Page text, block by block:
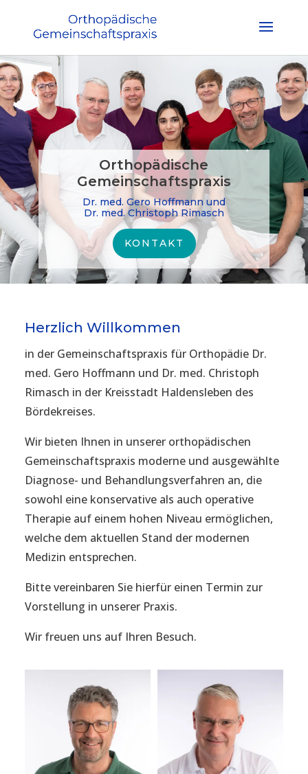
Orthopädische
Gemeinschaftspraxis
Dr. med. Gero Hoffmann und
Dr. med. Christoph Rimasch
KONTAKT
Herzlich Willkommen
in der Gemeinschaftspraxis für Orthopädie Dr.
med. Gero Hoffmann und Dr. med. Christoph
Rimasch in der Kreisstadt Haldensleben des
Bördekreises.
Wir bieten Ihnen in unserer orthopädischen
Gemeinschaftspraxis moderne und ausgewählte
Diagnose- und Behandlungsverfahren an, die
sowohl eine konservative als auch operative
Therapie auf einem hohen Niveau ermöglichen,
welche dem aktuellen Stand der modernen
Medizin entsprechen.
Bitte vereinbaren Sie hierfür einen Termin zur
Vorstellung in unserer Praxis.
Wir freuen uns auf Ihren Besuch.